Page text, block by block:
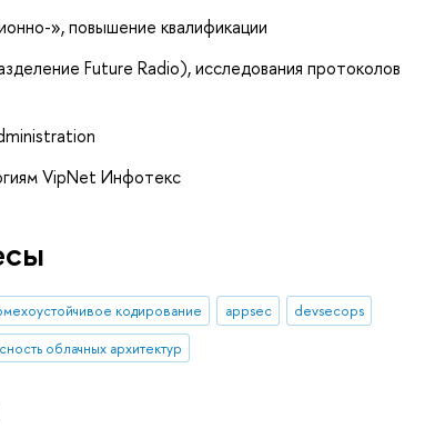
», повышение квалификации
Future Radio), исследования протоколов
VipNet Инфотекс
кодирование appsec
devsecops
облачных архитектур